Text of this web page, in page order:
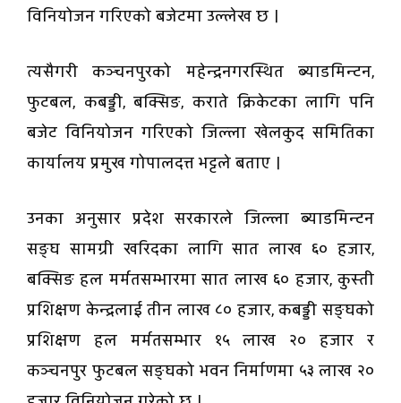
विनियोजन गरिएको बजेटमा उल्लेख छ ।
त्यसैगरी कञ्चनपुरको महेन्द्रनगरस्थित ब्याडमिन्टन,
फुटबल, कबड्डी, बक्सिङ, कराते क्रिकेटका लागि पनि
बजेट विनियोजन गरिएको जिल्ला खेलकुद समितिका
कार्यालय प्रमुख गोपालदत्त भट्टले बताए ।
उनका अनुसार प्रदेश सरकारले जिल्ला ब्याडमिन्टन
सङ्घ सामग्री खरिदका लागि सात लाख ६० हजार,
बक्सिङ हल मर्मतसम्भारमा सात लाख ६० हजार, कुस्ती
प्रशिक्षण केन्द्रलाई तीन लाख ८० हजार, कबड्डी सङ्घको
प्रशिक्षण हल मर्मतसम्भार १५ लाख २० हजार र
कञ्चनपुर फुटबल सङ्घको भवन निर्माणमा ५३ लाख २०